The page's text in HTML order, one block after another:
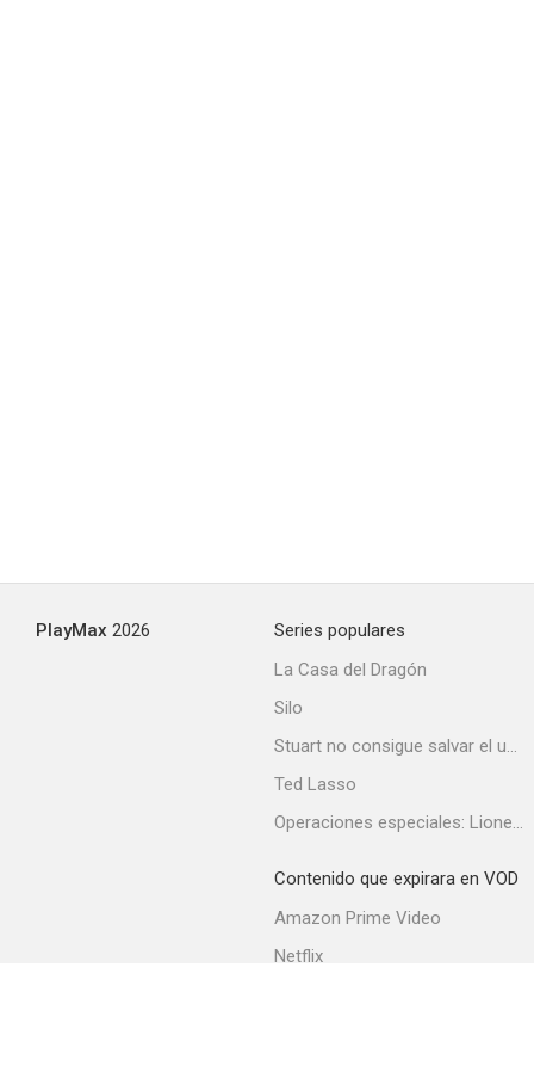
PlayMax 2026
Series populares
La Casa del Dragón
Silo
Stuart no consigue salvar el universo
Ted Lasso
Operaciones especiales: Lioness
Contenido que expirara en VOD
Amazon Prime Video
Netflix